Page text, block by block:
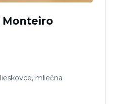
Monteiro
mliečna